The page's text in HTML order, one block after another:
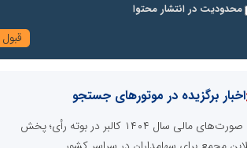
محدودیت در انتشار محتوا
اخبار برگزیده در موتورهای جستجو
صورت‌های مالی سال ۱۴۰۴ کالبر در بوته رأی؛ پخش